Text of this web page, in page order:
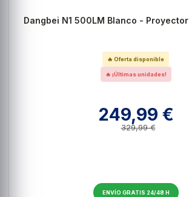
Dangbei N1 500LM Blanco - Proyector
🔥 Oferta disponible
🔥 ¡Últimas unidades!
249,99 €
329,99 €
ENVÍO GRATIS 24/48 H